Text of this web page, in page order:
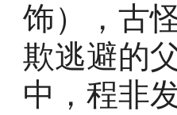
饰），古
欺逃避的
中，程非